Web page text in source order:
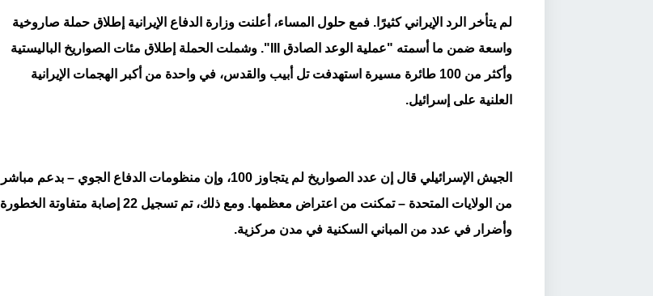
لم يتأخر الرد الإيراني كثيرًا. فمع حلول المساء، أعلنت وزارة الدفاع الإيرانية إطلاق حملة صاروخية
واسعة ضمن ما أسمته "عملية الوعد الصادق III". وشملت الحملة إطلاق مئات الصواريخ الباليستية
وأكثر من 100 طائرة مسيرة استهدفت تل أبيب والقدس، في واحدة من أكبر الهجمات الإيرانية
العلنية على إسرائيل.
الجيش الإسرائيلي قال إن عدد الصواريخ لم يتجاوز 100، وإن منظومات الدفاع الجوي – بدعم مباشر
من الولايات المتحدة – تمكنت من اعتراض معظمها. ومع ذلك، تم تسجيل 22 إصابة متفاوتة الخطورة
وأضرار في عدد من المباني السكنية في مدن مركزية.